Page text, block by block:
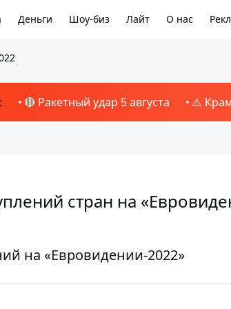
Деньги Шоу-биз Лайт О нас
🔴 Ракетный удар 5 августа ⚠️
стран на
на «Евровидении-2022»